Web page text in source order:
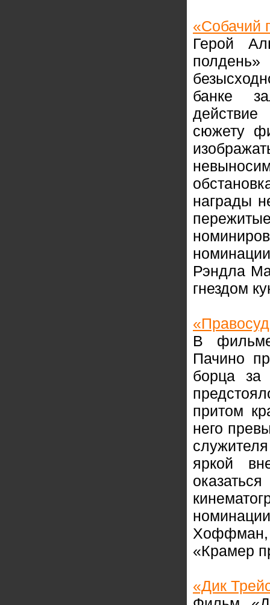
«Собачий
Герой
полдень»
банке
сюжету
награды
Рэндла
гнездом
В
Пачино
борца за
притом
него
яркой
«Крамер
«Дик